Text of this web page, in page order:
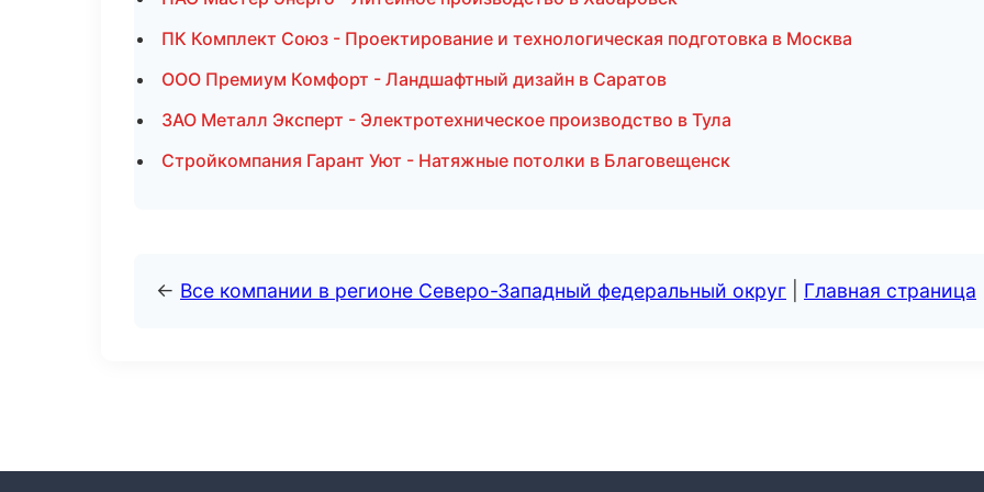
ПК Комплект Союз - Проектирование и технологическая подготовка в Москва
ООО Премиум Комфорт - Ландшафтный дизайн в Саратов
ЗАО Металл Эксперт - Электротехническое производство в Тула
Стройкомпания Гарант Уют - Натяжные потолки в Благовещенск
← Все компании в регионе Северо-Западный федеральный округ Главная страница